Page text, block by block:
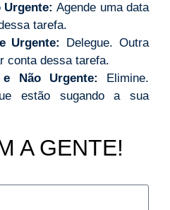
Urgente: Agende uma data
tarefa.
Urgente:
Delegue. Outra
conta dessa tarefa.
Não Urgente: Elimine.
estão sugando a sua
A GENTE!